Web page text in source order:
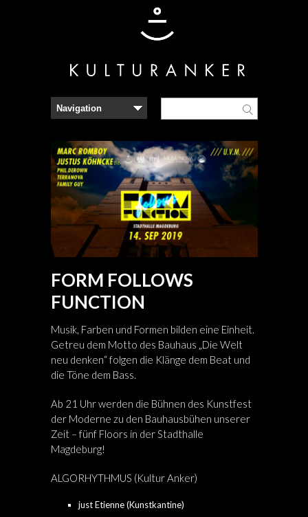
FORM FOLLOWS
FUNCTION
Musik, Farben und Formen bilden eine Einheit.
Getreu dem Motto des Bauhaus „Die Welt
neu denken“ folgen die Klänge dem Beat und
die Töne dem Bass.
Ab 21 Uhr werden die Bühnen des Kunstfest
der Moderne zu den Bauhausbühen unserer
Zeit – fünf Floors in der Stadthalle
Magdeburg!
ALGORHYTHMUS (Kultur Anker)
just Etienne (Kunstkantine)